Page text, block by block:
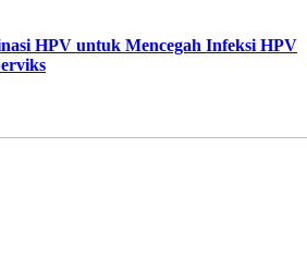
HPV untuk Mencegah Infeksi HPV